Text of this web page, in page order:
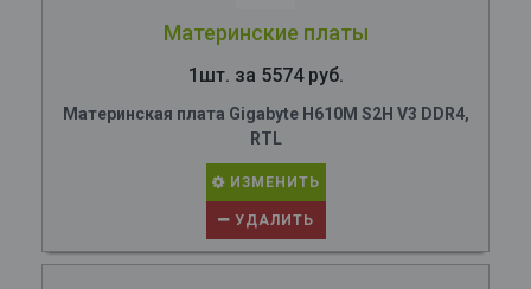
Материнские платы
1шт. за 5574 руб.
Материнская плата Gigabyte H610M S2H V3 DDR4,
RTL
ИЗМЕНИТЬ
УДАЛИТЬ